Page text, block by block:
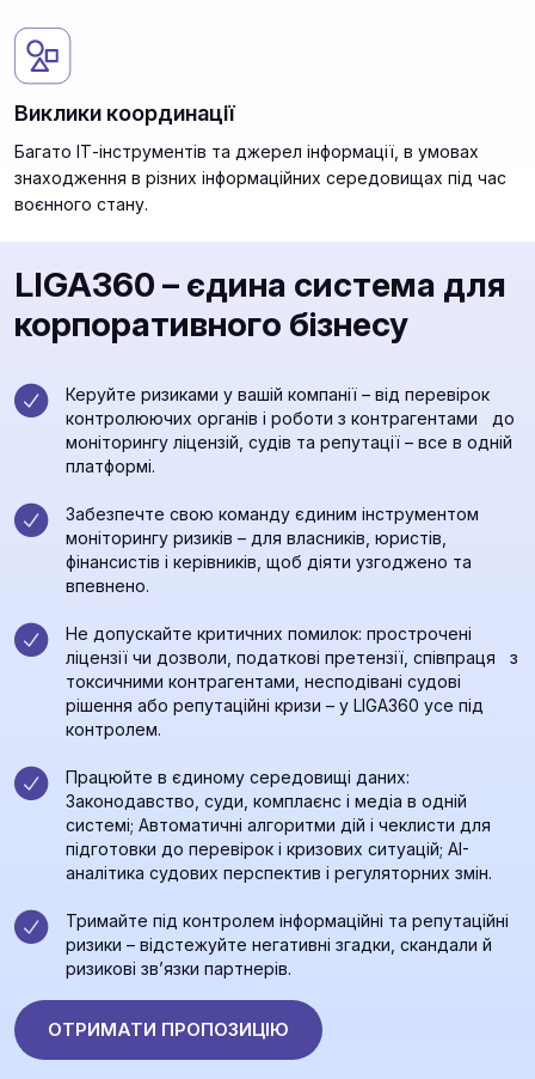
Виклики координації
Багато ІТ-інструментів та джерел інформації, в умовах
знаходження в різних інформаційних середовищах під час
воєнного стану.
LIGA360 – єдина система для
корпоративного бізнесу
Керуйте ризиками у вашій компанії – від перевірок
контролюючих органів і роботи з контрагентами до
моніторингу ліцензій, судів та репутації – все в одній
платформі.
Забезпечте свою команду єдиним інструментом
моніторингу ризиків – для власників, юристів,
фінансистів і керівників, щоб діяти узгоджено та
впевнено.
Не допускайте критичних помилок: прострочені
ліцензії чи дозволи, податкові претензії, співпраця з
токсичними контрагентами, несподівані судові
рішення або репутаційні кризи – у LIGA360 усе під
контролем.
Працюйте в єдиному середовищі даних:
Законодавство, суди, комплаєнс і медіа в одній
системі; Автоматичні алгоритми дій і чеклисти для
підготовки до перевірок і кризових ситуацій; AI-
аналітика судових перспектив і регуляторних змін.
Тримайте під контролем інформаційні та репутаційні
ризики – відстежуйте негативні згадки, скандали й
ризикові зв’язки партнерів.
ОТРИМАТИ ПРОПОЗИЦІЮ